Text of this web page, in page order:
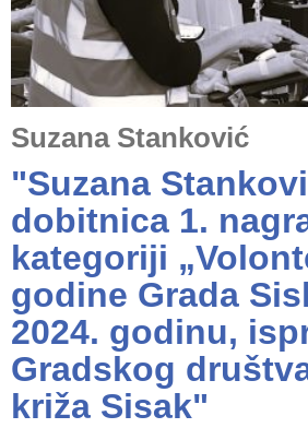
Suzana Stanković
"Suzana
dobitnica 1.
kategoriji
godine Grada
2024. godinu,
Gradskog
križa Sisak"